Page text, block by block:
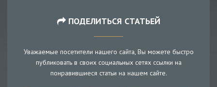
ПОДЕЛИТЬСЯ СТАТЬЕЙ
Уважаемые посетители нашего сайта, Вы можете быстро
публиковать в своих социальных сетях ссылки на
понравившиеся статьи на нашем сайте.